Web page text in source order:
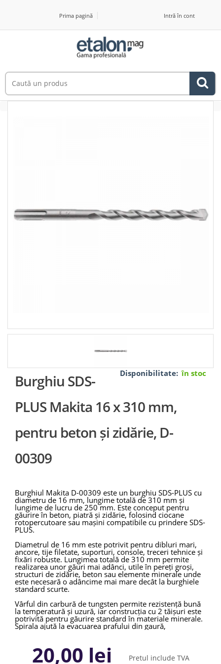
Prima pagină Intră în cont
Disponibilitate: în stoc
Burghiu SDS-
PLUS Makita 16 x 310 mm,
pentru beton și zidărie, D-
00309
Burghiul Makita D-00309 este un burghiu SDS-PLUS cu
diametru de 16 mm, lungime totală de 310 mm și
lungime de lucru de 250 mm. Este conceput pentru
găurire în beton, piatră și zidărie, folosind ciocane
rotopercutoare sau mașini compatibile cu prindere SDS-
PLUS.
Diametrul de 16 mm este potrivit pentru dibluri mari,
ancore, tije filetate, suporturi, console, treceri tehnice și
fixări robuste. Lungimea totală de 310 mm permite
realizarea unor găuri mai adânci, utile în pereți groși,
structuri de zidărie, beton sau elemente minerale unde
este necesară o adâncime mai mare decât la burghiele
standard scurte.
Vârful din carbură de tungsten permite rezistență bună
la temperatură și uzură, iar construcția cu 2 tăișuri este
potrivită pentru găurire standard în materiale minerale.
Spirala ajută la evacuarea prafului din gaură,
Makita D-00309 este un accesoriu potrivit pentru
20,00 lei Pretul include TVA